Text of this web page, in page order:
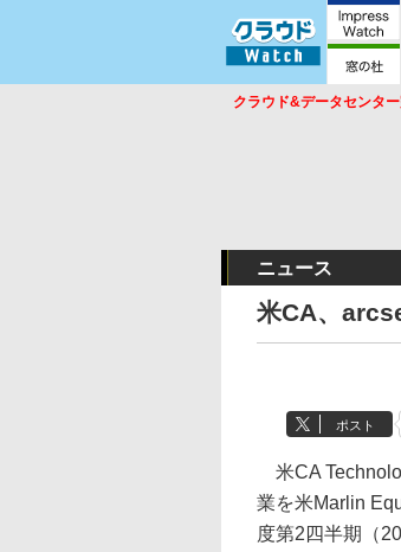
クラウド&データセンタ
ニュース
米CA、
ポスト
米CA
業を米Marlin
度第2四半期（